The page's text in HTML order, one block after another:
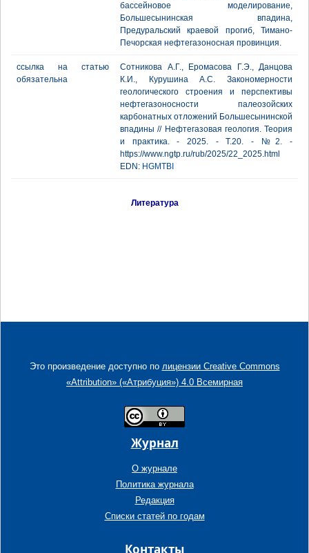
бассейновое моделирование,
Большесынинская впадина,
Предуральский краевой прогиб, Тимано-
Печорская нефтегазоносная провинция.
ссылка на статью
обязательна
Сотникова А.Г., Еромасова Г.Э., Данцова
К.И., Курушина А.С. Закономерности
геологического строения и перспективы
нефтегазоносности палеозойских
карбонатных отложений Большесынинской
впадины // Нефтегазовая геология. Теория
и практика. - 2025. - Т.20. - №2. -
https://www.ngtp.ru/rub/2025/22_2025.html
EDN: HGMTBI
Литература
Это произведение доступно по лицензии Creative Commons
«Attribution» («Атрибуция») 4.0 Всемирная
Журнал
О журнале
Политика журнала
Редакция
Списки статей по годам
Контакты